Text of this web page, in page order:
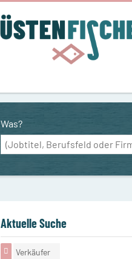
Was?
Aktuelle Suche
Verkäufer